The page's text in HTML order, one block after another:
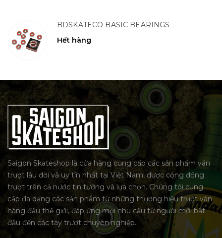
BDSKATECO BASIC BEARINGS
Hết hàng
Saigon Skateshop là cửa hàng cung cấp các sản phẩm ván
trượt lâu đời và uy tín nhất tại Việt Nam, được cộng đồng
trượt trên cả nước tin tưởng và lựa chọn. Chúng tôi cung
cấp đa dạng các sản phẩm từ những thương hiệu trượt ván
hàng đầu thế giới, đáp ứng mọi nhu cầu từ người mới bắt
đầu đến các tay trượt chuyên nghiệp.